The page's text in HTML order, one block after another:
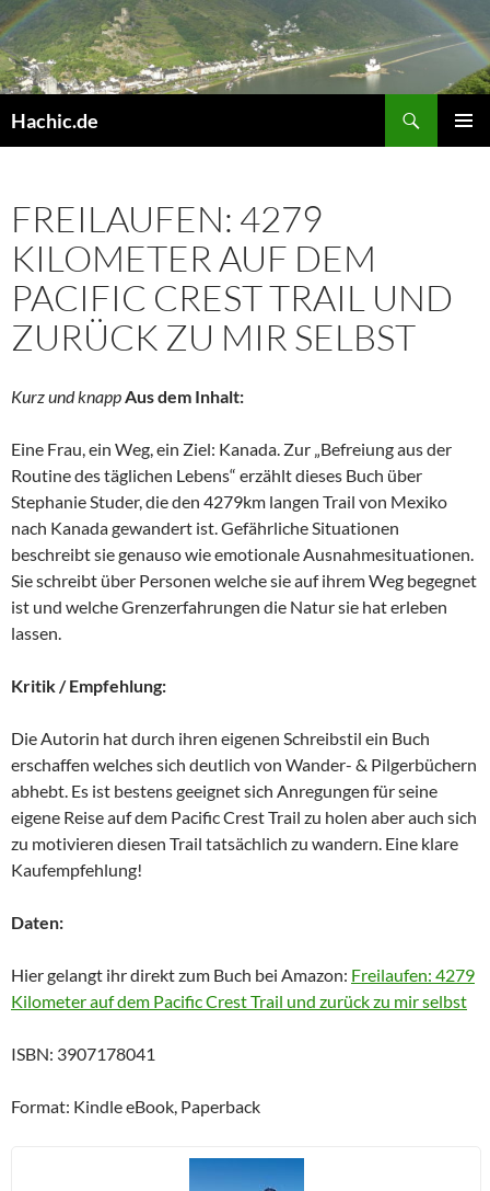
Hachic.de
FREILAUFEN: 4279
KILOMETER AUF DEM
PACIFIC CREST TRAIL UND
ZURÜCK ZU MIR SELBST
Kurz und knappAus dem Inhalt:
Eine Frau, ein Weg, ein Ziel: Kanada. Zur „Befreiung aus der
Routine des täglichen Lebens“ erzählt dieses Buch über
Stephanie Studer, die den 4279km langen Trail von Mexiko
nach Kanada gewandert ist. Gefährliche Situationen
beschreibt sie genauso wie emotionale Ausnahmesituationen.
Sie schreibt über Personen welche sie auf ihrem Weg begegnet
ist und welche Grenzerfahrungen die Natur sie hat erleben
lassen.
Kritik / Empfehlung:
Die Autorin hat durch ihren eigenen Schreibstil ein Buch
erschaffen welches sich deutlich von Wander- & Pilgerbüchern
abhebt. Es ist bestens geeignet sich Anregungen für seine
eigene Reise auf dem Pacific Crest Trail zu holen aber auch sich
zu motivieren diesen Trail tatsächlich zu wandern. Eine klare
Kaufempfehlung!
Daten:
Hier gelangt ihr direkt zum Buch bei Amazon: Freilaufen: 4279
Kilometer auf dem Pacific Crest Trail und zurück zu mir selbst
ISBN: 3907178041
Format: Kindle eBook, Paperback